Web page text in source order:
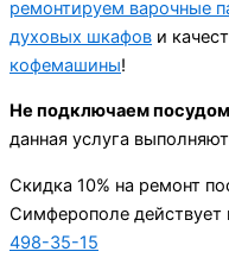
ремонтируем варочные
духовых шкафов и
кофемашины!
Не подключаем
данная услуга
Cкидка 10% на ремонт
Симферополе
498-35-15